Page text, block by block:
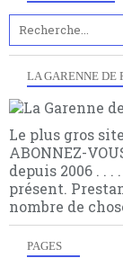
LA GARENNE DE
Le plus gros
ABONNEZ-
depuis 2006 . . .
présent.
nombre de
PAGES